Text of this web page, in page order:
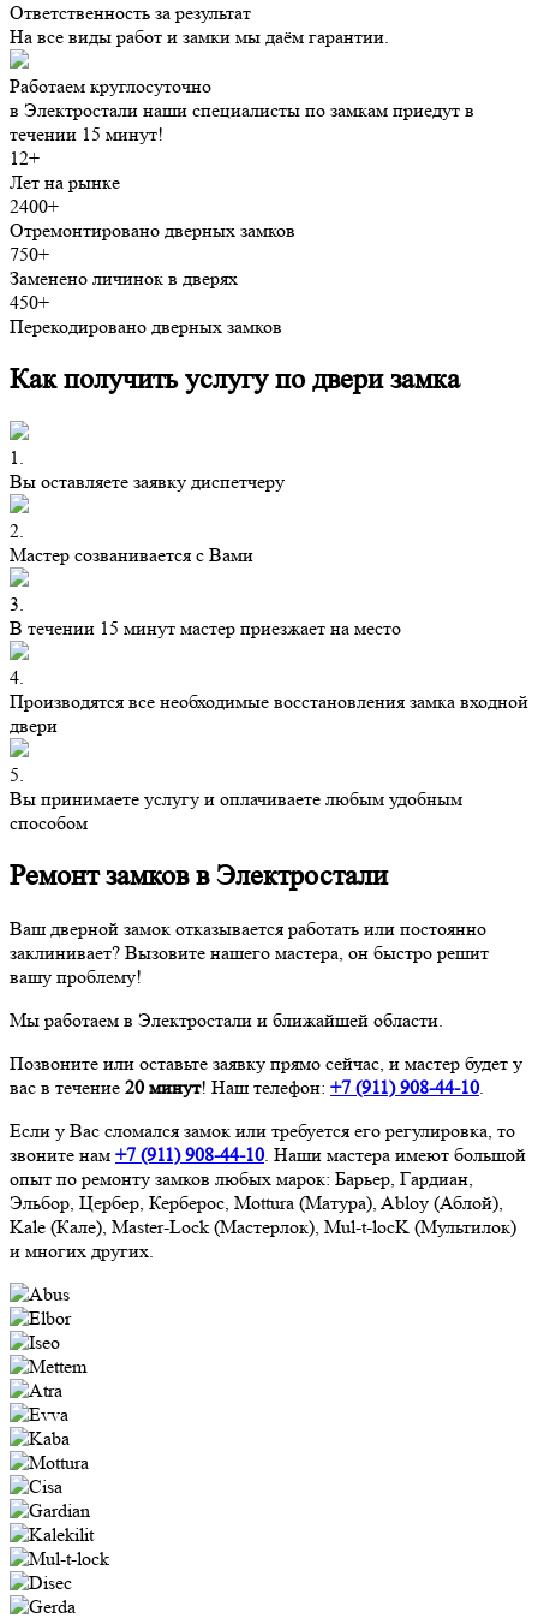
Ответственность за результат
На все виды работ и замки мы даём гарантии.
Работаем круглосуточно
в Электростали наши специалисты по замкам приедут в
течении 15 минут!
12+
Лет на рынке
2400+
Отремонтировано дверных замков
750+
Заменено личинок в дверях
450+
Перекодировано дверных замков
Как получить услугу по двери замка
1.
Вы оставляете заявку диспетчеру
2.
Мастер созванивается с Вами
3.
В течении 15 минут мастер приезжает на место
4.
Производятся все необходимые восстановления замка входной
двери
5.
Вы принимаете услугу и оплачиваете любым удобным
способом
Ремонт замков в Электростали
Ваш дверной замок отказывается работать или постоянно
заклинивает? Вызовите нашего мастера, он быстро решит
вашу проблему!
Мы работаем в Электростали и ближайшей области.
Позвоните или оставьте заявку прямо сейчас, и мастер будет у
вас в течение 20 минут! Наш телефон: +7 (911)908-44-10.
Если у Вас сломался замок или требуется его регулировка, то
звоните нам +7 (911)908-44-10. Наши мастера имеют большой
опыт по ремонту замков любых марок: Барьер, Гардиан,
Эльбор, Цербер, Керберос, Mottura (Матура), Abloy (Аблой),
Kale (Кале), Master-Lock (Мастерлок), Mul-t-locK (Мультилок)
и многих других.